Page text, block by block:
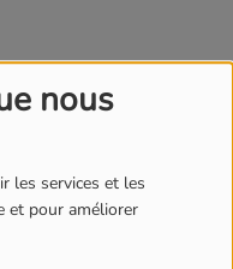
nous
les services et les
et pour améliorer